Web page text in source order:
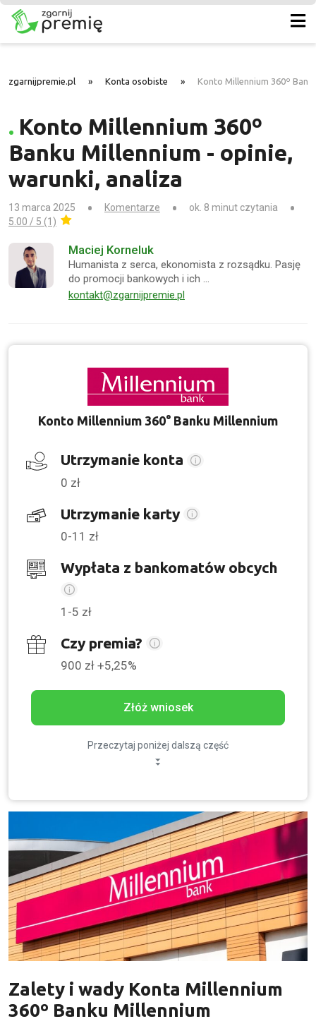
zgarnijpremie.pl » Konta osobiste » Konto Millennium 360º
Konto Millennium 360º
Banku Millennium - opinie,
warunki, analiza
13 marca 2025 Komentarze
ok. 8 minut czytania
5.00 / 5 (1)
Maciej Korneluk
Humanista z serca, ekonomista z rozsądku. Pasję
do promocji bankowych i ich …
kontakt@zgarnijpremie.pl
Konto Millennium 360° Banku Millennium
Utrzymanie konta
0 zł
Utrzymanie karty
0-11 zł
Wypłata z bankomatów obcych
1-5 zł
Czy premia?
900 zł +5,25%
Złóż wniosek
Przeczytaj poniżej dalszą część
Zalety i wady Konta Millennium
360º Banku Millennium